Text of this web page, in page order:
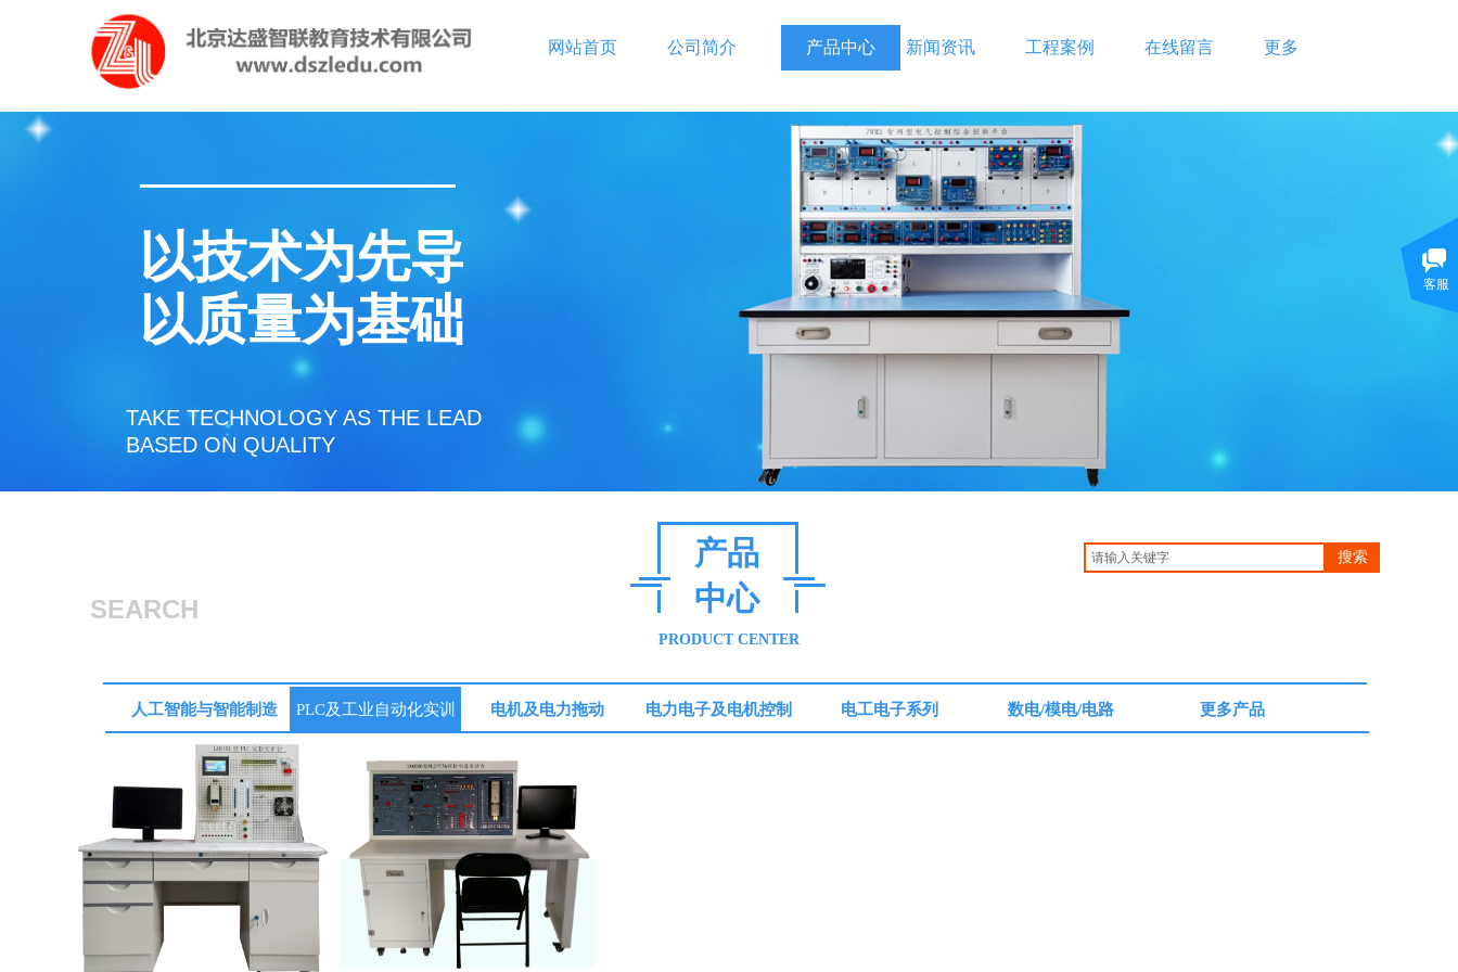
网站首页 公司简介 产品中心 新闻资讯 工程案例 在线留言 更多
以技术为先导
以质量为基础
TAKE TECHNOLOGY AS THE LEAD
BASED ON QUALITY
产品
中心
搜索
SEARCH
PRODUCT CENTER
人工智能与智能制造 PLC及工业自动化实训 电机及电力拖动 电力电子及电机控制 电工电子系列 数电/模电/电路 更多产品
客服